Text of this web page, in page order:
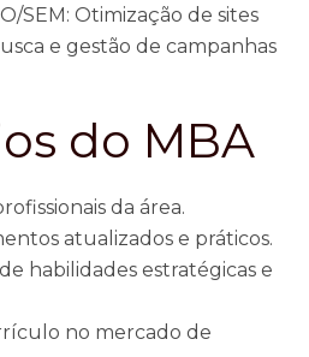
SEM: Otimização de sites
e gestão de campanhas
do MBA
da área.
atualizados e práticos.
habilidades estratégicas e
no mercado de